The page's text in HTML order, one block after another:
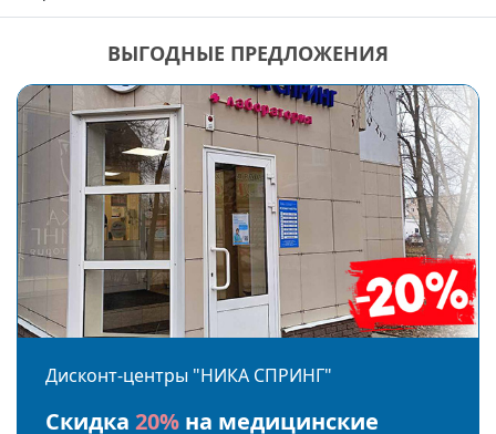
ВЫГОДНЫЕ ПРЕДЛОЖЕНИЯ
Дисконт-центры "НИКА СПРИНГ"
Скидка 20% на медицинские